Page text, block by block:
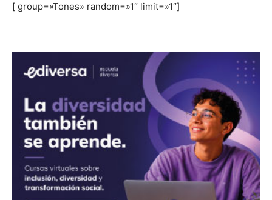
[ group=»Tones» random=»1″ limit=»1″]